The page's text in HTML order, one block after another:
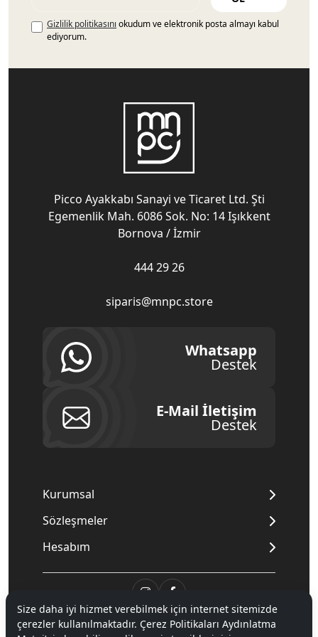
Gizlilik politikasını okudum ve elektronik posta almayı kabul
ediyorum.
Picco Ayakkabı Sanayi ve Ticaret Ltd. Şti
Egemenlik Mah. 6086 Sok. No: 14 Işıkkent
Bornova / İzmir
444 29 26
siparis@mnpc.store
Whatsapp
Destek
E-Mail İletişim
Destek
Kurumsal
Sözleşmeler
Hesabım
© 2020Mnpc. Tüm hakları saklıdır.
Size daha iyi hizmet verebilmek için internet sitemizde
çerezler kullanılmaktadır. Çerez Politikaları Aydınlatma